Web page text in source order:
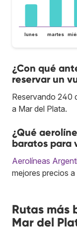
lunes martes
¿Con qué
reservar un
Reservando 240
a Mar del Plata.
¿Qué
baratos para
Aerolíneas
mejores precios
Rutas más
Mar del